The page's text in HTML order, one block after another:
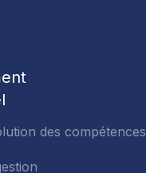
des compétences